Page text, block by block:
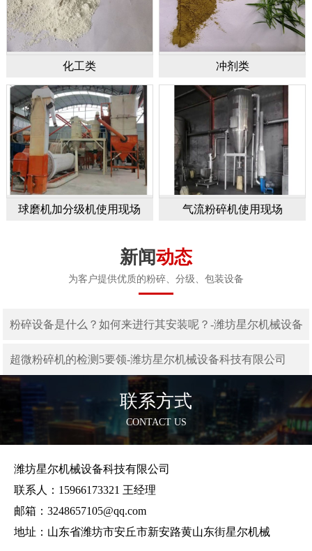
化工类 冲剂类
球磨机加分级机使用现场 气流粉碎机使用现场
新闻动态
为客户提供优质的粉碎、分级、包装设备
粉碎设备是什么？如何来进行其安装呢？-潍坊星尔机械设备
科技有限公司
超微粉碎机的检测5要领-潍坊星尔机械设备科技有限公司
联系方式
CONTACT US
潍坊星尔机械设备科技有限公司
联系人：15966173321 王经理
邮箱：3248657105@qq.com
地址：山东省潍坊市安丘市新安路黄山东街星尔机械